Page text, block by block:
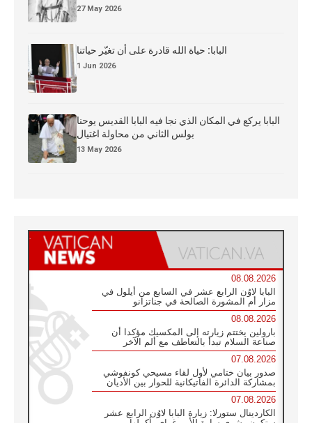
27 May 2026
البابا: حياة الله قادرة على أن تغيّر حياتنا
1 Jun 2026
البابا يركع في المكان الذي نجا فيه البابا القديس يوحنا
بولس الثاني من محاولة اغتيال
13 May 2026
08.08.2026
البابا لاوُن الرابع عشر في السابع من أيلول في
مزار أم المشورة الصالحة في جناتزانو
08.08.2026
بارولين يختتم زيارته إلى المكسيك مؤكدا أن
صناعة السلام تبدأ بالتعاطف مع ألم الآخر
07.08.2026
صدور بيان ختامي لأول لقاء مسيحي كونفوشي
بمشاركة الدائرة الفاتيكانية للحوار بين الأديان
07.08.2026
الكاردينال ستورلا: زيارة البابا لاوُن الرابع عشر